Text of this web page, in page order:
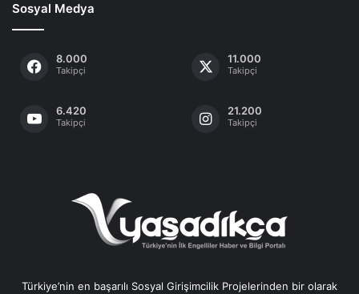
Sosyal Medya
8.000
Takipçi
11.000
Takipçi
6.420
Takipçi
21.200
Takipçi
Türkiye’nin en başarılı Sosyal Girişimcilik Projelerinden bir olarak